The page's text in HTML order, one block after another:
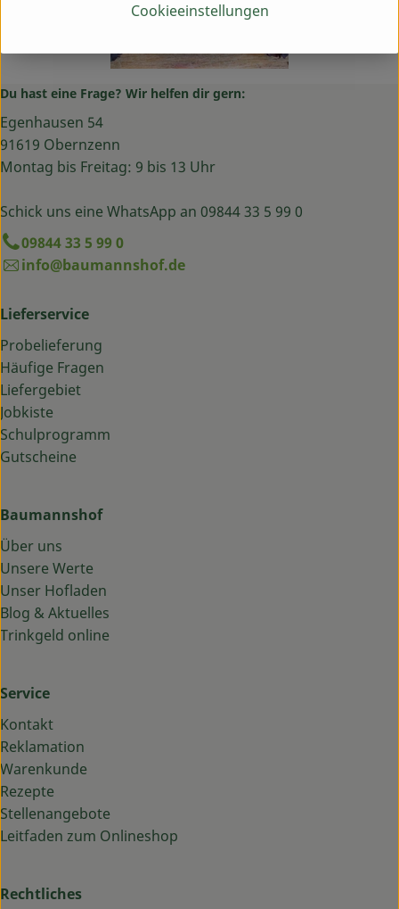
Du hast eine Frage? Wir helfen dir gern:
Egenhausen 54
91619 Obernzenn
Montag bis Freitag: 9 bis 13 Uhr
Schick uns eine WhatsApp an 09844 33 5 99 0
09844 33 5 99 0
info@baumannshof.de
Lieferservice
Probelieferung
Häufige Fragen
Liefergebiet
Jobkiste
Schulprogramm
Gutscheine
Baumannshof
Über uns
Unsere Werte
Unser Hofladen
Blog & Aktuelles
Trinkgeld online
Service
Kontakt
Reklamation
Warenkunde
Rezepte
Stellenangebote
Leitfaden zum Onlineshop
Rechtliches
Cookieeinstellungen